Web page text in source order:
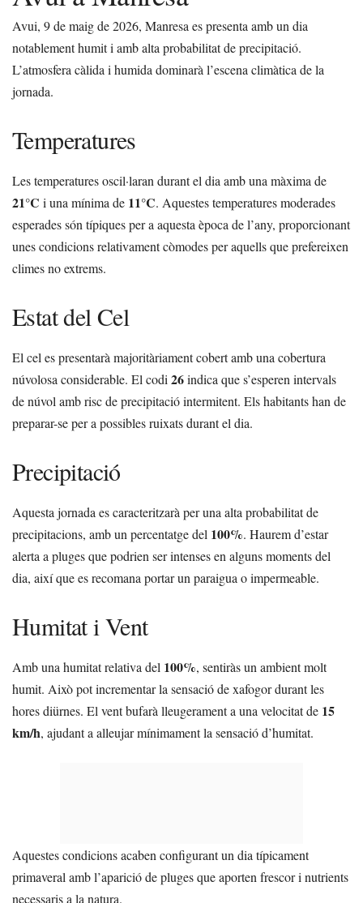
Avui, 9 de maig de 2026, Manresa es presenta amb un dia
notablement humit i amb alta probabilitat de precipitació.
L’atmosfera càlida i humida dominarà l’escena climàtica de la
jornada.
Temperatures
Les temperatures oscil·laran durant el dia amb una màxima de
21°C i una mínima de 11°C. Aquestes temperatures moderades
esperades són típiques per a aquesta època de l’any, proporcionant
unes condicions relativament còmodes per aquells que prefereixen
climes no extrems.
Estat del Cel
El cel es presentarà majoritàriament cobert amb una cobertura
núvolosa considerable. El codi26indica que s’esperen intervals
de núvol amb risc de precipitació intermitent. Els habitants han de
preparar-se per a possibles ruixats durant el dia.
Precipitació
Aquesta jornada es caracteritzarà per una alta probabilitat de
precipitacions, amb un percentatge del 100%. Haurem d’estar
alerta a pluges que podrien ser intenses en alguns moments del
dia, així que es recomana portar un paraigua o impermeable.
Humitat i Vent
Amb una humitat relativa del 100%, sentiràs un ambient molt
humit. Això pot incrementar la sensació de xafogor durant les
hores diürnes. El vent bufarà lleugerament a una velocitat de 15
km/h, ajudant a alleujar mínimament la sensació d’humitat.
Aquestes condicions acaben configurant un dia típicament
primaveral amb l’aparició de pluges que aporten frescor i nutrients
necessaris a la natura.